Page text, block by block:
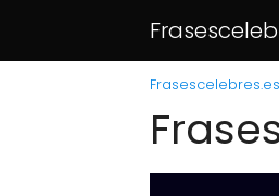
Frasescelebres.es